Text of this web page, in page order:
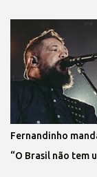
Fernandinho
“O Brasil não tem